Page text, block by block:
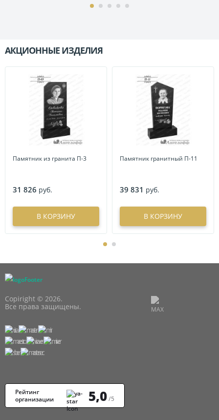
АКЦИОННЫЕ ИЗДЕЛИЯ
Памятник из гранита П-3
31 826 руб.
В КОРЗИНУ
Памятник гранитный П-11
39 831 руб.
В КОРЗИНУ
Copiright © 2026.
Все права защищены.
Рейтинг
организации
5,0/5